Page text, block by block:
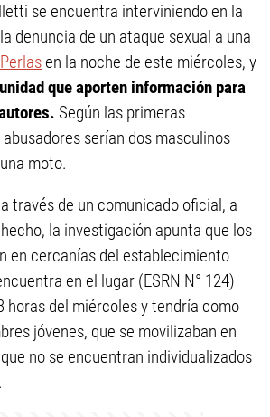
se encuentra interviniendo en la
denuncia de un ataque sexual a una
en la noche de este miércoles, y
que aporten información para
Según las primeras
serían dos masculinos
moto.
través de un comunicado oficial, a
la investigación apunta que los
en cercanías del establecimiento
en el lugar (ESRN N° 124)
horas del miércoles y tendría como
jóvenes, que se movilizaban en
no se encuentran individualizados